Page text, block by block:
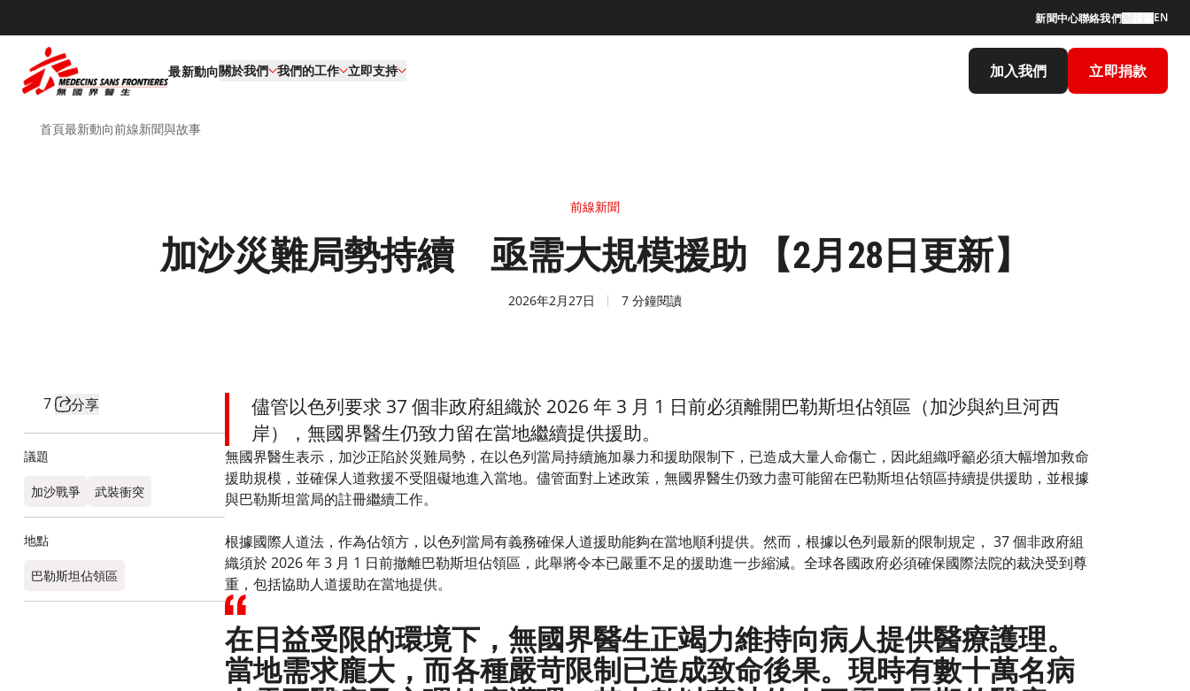
新聞中心聯絡我們 EN
最新動向關於我們 我們的工作​ 立即支持 加入我們 立即捐款
首頁最新動向前線新聞與故事
前線新聞
加沙災難局勢持續 亟需大規模援助 【2月28日更新】
2026年2月27日 7 分鐘閱讀
7 分享
議題
加沙戰爭 武裝衝突
地點
巴勒斯坦佔領區
儘管以色列要求 37 個非政府組織於 2026 年 3 月 1 日前必須離開巴勒斯坦佔領區（加沙與約旦河西
岸），無國界醫生仍致力留在當地繼續提供援助。
無國界醫生表示，加沙正陷於災難局勢，在以色列當局持續施加暴力和援助限制下，已造成大量人命傷亡，因此組織呼籲必須大幅增加救命
援助規模，並確保人道救援不受阻礙地進入當地。儘管面對上述政策，無國界醫生仍致力盡可能留在巴勒斯坦佔領區持續提供援助，並根據
與巴勒斯坦當局的註冊繼續工作。
根據國際人道法，作為佔領方，以色列當局有義務確保人道援助能夠在當地順利提供。然而，根據以色列最新的限制規定， 37 個非政府組
織須於 2026 年 3 月 1 日前撤離巴勒斯坦佔領區，此舉將令本已嚴重不足的援助進一步縮減。全球各國政府必須確保國際法院的裁決受到尊
重，包括協助人道援助在當地提供。
在日益受限的環境下，無國界醫生正竭力維持向病人提供醫療護理。
當地需求龐大，而各種嚴苛限制已造成致命後果。現時有數十萬名病